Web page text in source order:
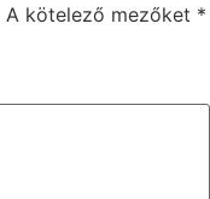
A kötelező mezőket *